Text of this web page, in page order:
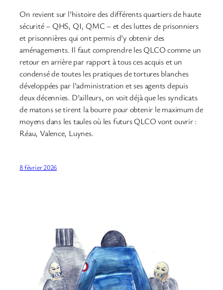
On revient sur l’histoire des différents quartiers de haute
sécurité – QHS, QI, QMC – et des luttes de prisonniers
et prisonnières qui ont permis d’y obtenir des
aménagements. Il faut comprendre les QLCO comme un
retour en arrière par rapport à tous ces acquis et un
condensé de toutes les pratiques de tortures blanches
développées par l’administration et ses agents depuis
deux décennies. D’ailleurs, on voit déjà que les syndicats
de matons se tirent la bourre pour obtenir le maximum de
moyens dans les taules où les futurs QLCO vont ouvrir :
Réau, Valence, Luynes.
8 février 2026